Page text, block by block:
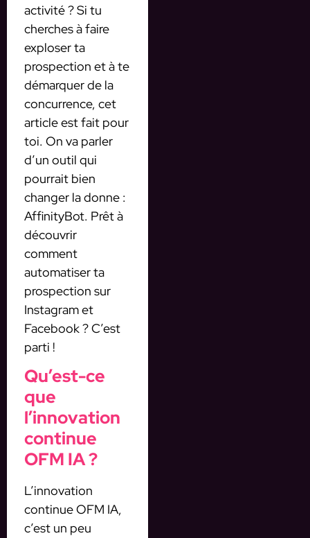
activité ? Si tu
cherches à faire
exploser ta
prospection et à te
démarquer de la
concurrence, cet
article est fait pour
toi. On va parler
d’un outil qui
pourrait bien
changer la donne :
AffinityBot. Prêt à
découvrir
comment
automatiser ta
prospection sur
Instagram et
Facebook ? C’est
parti !
Qu’est-ce
que
l’innovation
continue
OFM IA ?
L’innovation
continue OFM IA,
c’est un peu